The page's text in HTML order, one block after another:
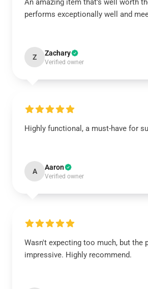
An amazing item that’s well worth
performs exceptionally well and
Z Zachary
Verified owner
Highly functional, a must-have for
A Aaron
Verified owner
Wasn't expecting too much, but the
impressive. Highly recommend.